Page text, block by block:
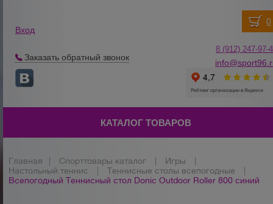
Вход
Заказать обратный звонок
8 (912) 247-97-
КАТАЛОГ ТОВАРОВ
Главная Спорттовары каталог Игры
Настольный теннис
Теннисные столы всепогодные
Всепогодный Теннисный стол Donic Outdoor Roller 800 синий